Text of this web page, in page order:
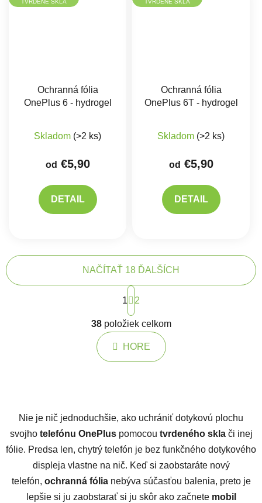
Ochranná fólia
OnePlus 6 - hydrogel
Skladom (>2 ks)
od €5,90
DETAIL
Ochranná fólia
OnePlus 6T - hydrogel
Skladom (>2 ks)
od €5,90
DETAIL
Ovládacie prvky výpisu
NAČÍTAŤ 18 ĎALŠÍCH
Stránkovanie
1 2
38položiek celkom
HORE
Nie je nič jednoduchšie, ako uchrániť dotykovú plochu
svojho telefónu OnePlus pomocou tvrdeného skla či inej
fólie. Predsa len, chytrý telefón je bez funkčného dotykového
displeja vlastne na nič. Keď si zaobstaráte nový
telefón, ochranná fólia nebýva súčasťou balenia, preto je
lepšie si ju zaobstarať si ju skôr ako začnete mobil